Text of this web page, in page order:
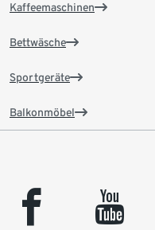
Kaffeemaschinen
Bettwäsche
Sportgeräte
Balkonmöbel
facebook youtube